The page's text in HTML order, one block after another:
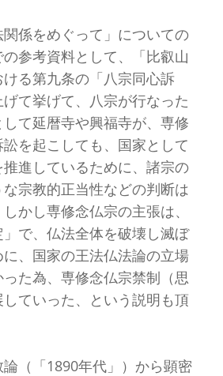
関係をめぐって」についての
参考資料として、「比叡山
る第九条の「八宗同心訴
て挙げて、八宗が行なった
て延暦寺や興福寺が、専修
を起こしても、国家として
進しているために、諸宗の
宗教的正当性などの判断は
かし専修念仏宗の主張は、
」で、仏法全体を破壊し滅ぼ
、国家の王法仏法論の立場
た為、専修念仏宗禁制（思
ていった、という説明も頂
（「1890年代」）から顕密